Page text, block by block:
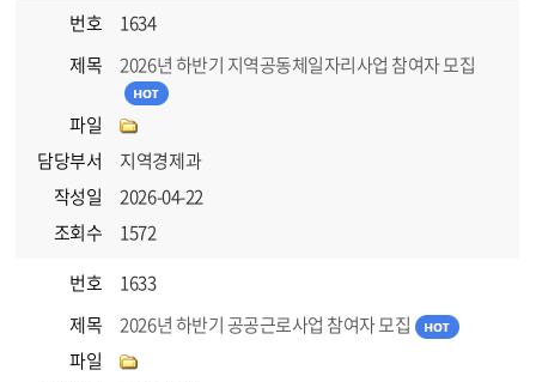
번호
1634
제목
2026년 하반기 지역공동체일자리사업 참여자 모집
파일
담당부서
지역경제과
작성일
2026-04-22
조회수
1572
번호
1633
제목
2026년 하반기 공공근로사업 참여자 모집
파일